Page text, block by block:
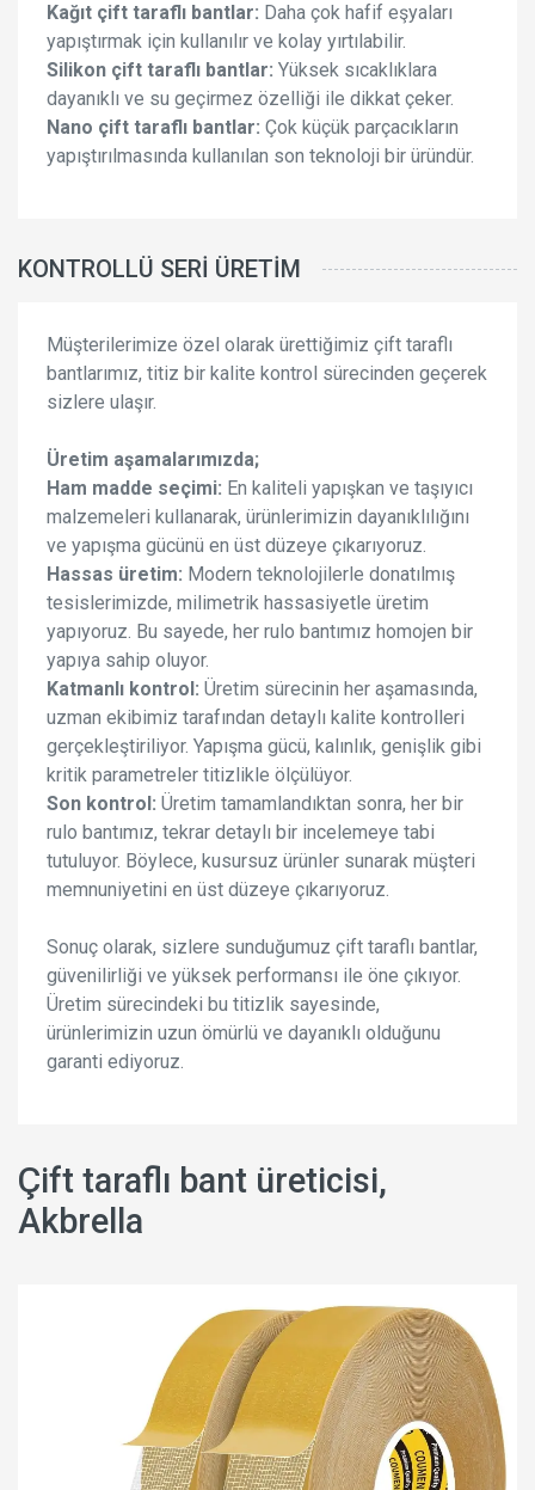
Kağıt çift taraflı bantlar: Daha çok hafif eşyaları
yapıştırmak için kullanılır ve kolay yırtılabilir.
Silikon çift taraflı bantlar: Yüksek sıcaklıklara
dayanıklı ve su geçirmez özelliği ile dikkat çeker.
Nano çift taraflı bantlar: Çok küçük parçacıkların
yapıştırılmasında kullanılan son teknoloji bir üründür.
KONTROLLÜ SERI ÜRETIM
Müşterilerimize özel olarak ürettiğimiz çift taraflı
bantlarımız, titiz bir kalite kontrol sürecinden geçerek
sizlere ulaşır.
Üretim aşamalarımızda;
Ham madde seçimi: En kaliteli yapışkan ve taşıyıcı
malzemeleri kullanarak, ürünlerimizin dayanıklılığını
ve yapışma gücünü en üst düzeye çıkarıyoruz.
Hassas üretim: Modern teknolojilerle donatılmış
tesislerimizde, milimetrik hassasiyetle üretim
yapıyoruz. Bu sayede, her rulo bantımız homojen bir
yapıya sahip oluyor.
Katmanlı kontrol: Üretim sürecinin her aşamasında,
uzman ekibimiz tarafından detaylı kalite kontrolleri
gerçekleştiriliyor. Yapışma gücü, kalınlık, genişlik gibi
kritik parametreler titizlikle ölçülüyor.
Son kontrol: Üretim tamamlandıktan sonra, her bir
rulo bantımız, tekrar detaylı bir incelemeye tabi
tutuluyor. Böylece, kusursuz ürünler sunarak müşteri
memnuniyetini en üst düzeye çıkarıyoruz.
Sonuç olarak, sizlere sunduğumuz çift taraflı bantlar,
güvenilirliği ve yüksek performansı ile öne çıkıyor.
Üretim sürecindeki bu titizlik sayesinde,
ürünlerimizin uzun ömürlü ve dayanıklı olduğunu
garanti ediyoruz.
Çift taraflı bant üreticisi,
Akbrella